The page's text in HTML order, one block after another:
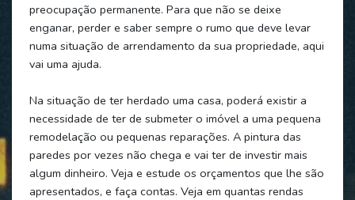
preocupação permanente. Para que não se deixe
enganar, perder e saber sempre o rumo que deve levar
numa situação de arrendamento da sua propriedade, aqui
vai uma ajuda.
Na situação de ter herdado uma casa, poderá existir a
necessidade de ter de submeter o imóvel a uma pequena
remodelação ou pequenas reparações. A pintura das
paredes por vezes não chega e vai ter de investir mais
algum dinheiro. Veja e estude os orçamentos que lhe são
apresentados, e faça contas. Veja em quantas rendas